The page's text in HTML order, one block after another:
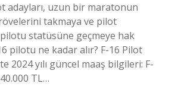
adayları, uzun bir maratonun
takmaya ve pilot
pilotu statüsüne geçmeye hak
pilotu ne kadar alır? F-16 Pilot
2024 yılı güncel maaş bilgileri: F-
TL…